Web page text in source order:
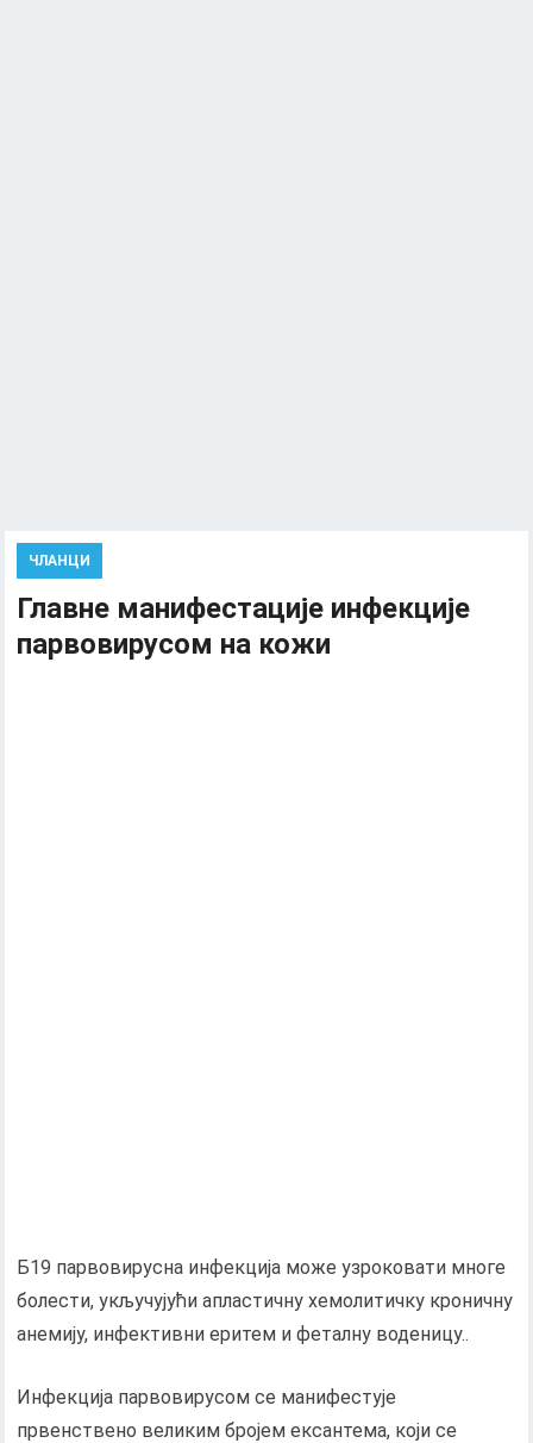
ЧЛАНЦИ
Главне манифестације инфекције
парвовирусом на кожи
Б19 парвовирусна инфекција може узроковати многе
болести, укључујући апластичну хемолитичку кроничну
анемију, инфективни еритем и феталну воденицу..
Инфекција парвовирусом се манифестује
првенствено великим бројем ексантема, који се